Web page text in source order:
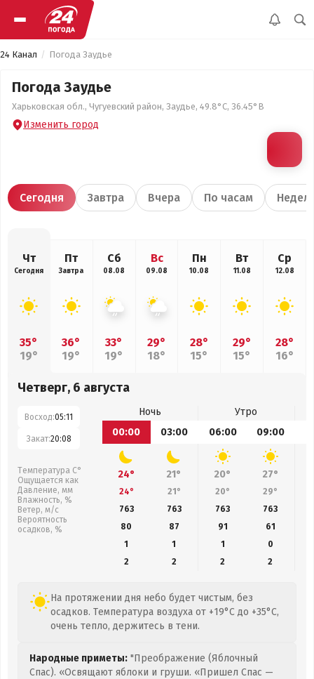
24 Канал Погода Заудье
Погода Заудье
Харьковская обл., Чугуевский район, Заудье, 49.8°С, 36.45°В
Изменить город
Сегодня Завтра Вчера По часам
Чт
Сегодня
35°
19°
Пт
Завтра
36°
19°
Сб
08.08
33°
19°
Вс
09.08
29°
18°
Пн
10.08
28°
15°
Вт
11.08
29°
15°
Ср
12.08
28°
16°
Четверг, 6 августа
Восход:05:11
Закат:20:08
Температура С°
Ощущается как
Давление, мм
Влажность, %
Ветер, м/с
Вероятность
осадков, %
Ночь
Утро
00:00
03:00 06:00 09:00
24° 21° 20° 27°
24° 21° 20° 29°
763
763 763 763
80
87 91 61
1
1 1
0
2
2 2 2
На протяжении дня небо будет чистым, без
осадков. Температура воздуха от +19°C до +35°C,
очень тепло, держитесь в тени.
Народные приметы: "Преображение (Яблочный
Спас). «Освящают яблоки и груши. «Пришел Спас —